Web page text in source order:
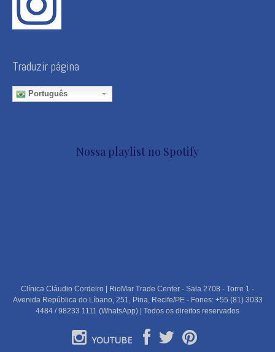
Traduzir página
Português
Nossa playlist no Spotify
Clínica Cláudio Cordeiro | RioMar Trade Center - Sala 2708 - Torre 1 -
Avenida República do Líbano, 251, Pina, Recife/PE - Fones: +55 (81) 3033
4484 / 98233 1111 (WhatsApp) | Todos os direitos reservados
YOUTUBE